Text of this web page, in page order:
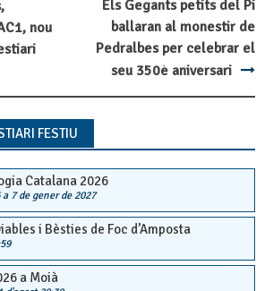
nou
Els Gegants petits del Pi
ballaran al monestir de
Pedralbes per celebrar el
seu 350è aniversari
FESTIU
Catalana 2026
a 7 de gener de 2027
i Bèsties de Foc d’Amposta
a Moià